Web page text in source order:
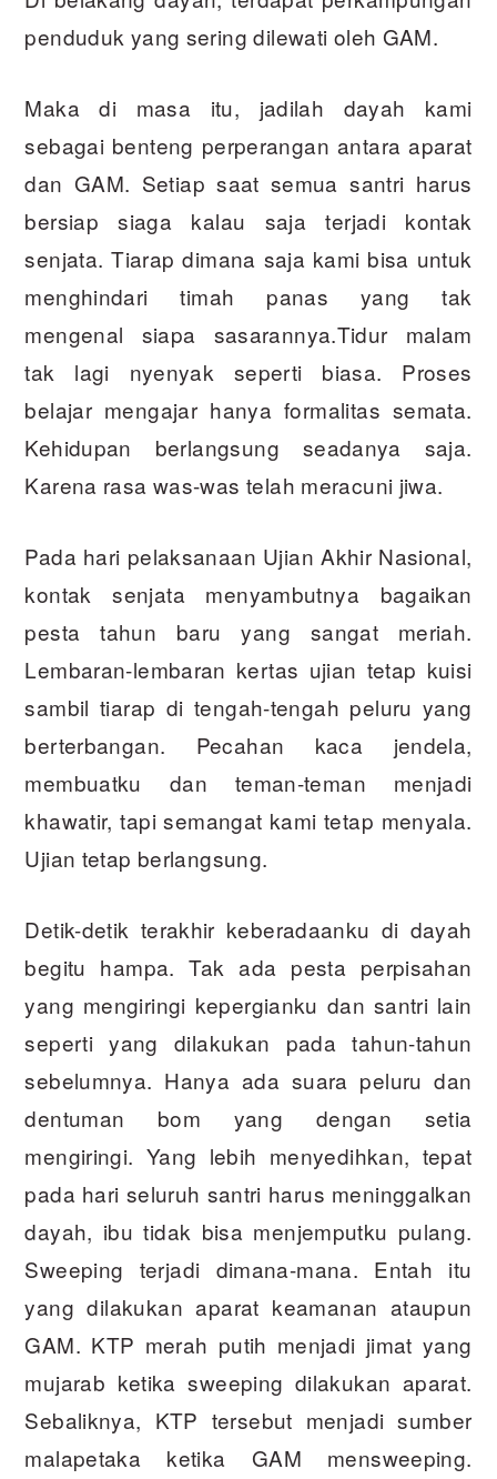
penduduk yang sering dilewati oleh GAM.
Maka di masa itu, jadilah dayah kami
sebagai benteng perperangan antara aparat
dan GAM. Setiap saat semua santri harus
bersiap siaga kalau saja terjadi kontak
senjata. Tiarap dimana saja kami bisa untuk
menghindari timah panas yang tak
mengenal siapa sasarannya.Tidur malam
tak lagi nyenyak seperti biasa. Proses
belajar mengajar hanya formalitas semata.
Kehidupan berlangsung seadanya saja.
Karena rasa was-was telah meracuni jiwa.
Pada hari pelaksanaan Ujian Akhir Nasional,
kontak senjata menyambutnya bagaikan
pesta tahun baru yang sangat meriah.
Lembaran-lembaran kertas ujian tetap kuisi
sambil tiarap di tengah-tengah peluru yang
berterbangan. Pecahan kaca jendela,
membuatku dan teman-teman menjadi
khawatir, tapi semangat kami tetap menyala.
Ujian tetap berlangsung.
Detik-detik terakhir keberadaanku di dayah
begitu hampa. Tak ada pesta perpisahan
yang mengiringi kepergianku dan santri lain
seperti yang dilakukan pada tahun-tahun
sebelumnya. Hanya ada suara peluru dan
dentuman bom yang dengan setia
mengiringi. Yang lebih menyedihkan, tepat
pada hari seluruh santri harus meninggalkan
dayah, ibu tidak bisa menjemputku pulang.
Sweeping terjadi dimana-mana. Entah itu
yang dilakukan aparat keamanan ataupun
GAM. KTP merah putih menjadi jimat yang
mujarab ketika sweeping dilakukan aparat.
Sebaliknya, KTP tersebut menjadi sumber
malapetaka ketika GAM mensweeping.